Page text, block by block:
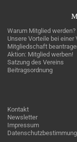
Warum Mitglied werden?
Unsere Vorteile bei
Mitgliedschaft
Aktion: Mitglied werben!
Satzung des Vereins
Beitragsordnung
Kontakt
Newsletter
Impressum